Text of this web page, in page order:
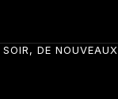
DE NOUVEAUX